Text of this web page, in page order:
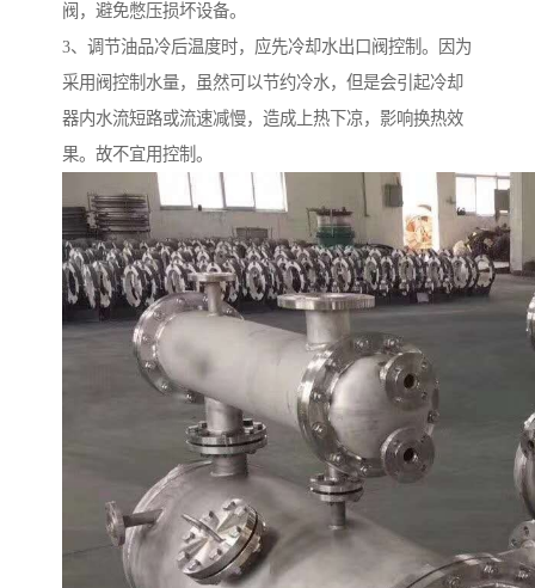
阀，避免憋压损坏设备。
3、调节油品冷后温度时，应先冷却水出口阀控制。因为
采用阀控制水量，虽然可以节约冷水，但是会引起冷却
器内水流短路或流速减慢，造成上热下凉，影响换热效
果。故不宜用控制。